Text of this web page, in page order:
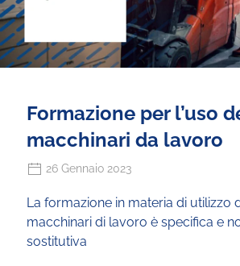
Formazione per l’uso
macchinari da lavoro
26 Gennaio 2023
La formazione in materia di utilizzo
macchinari di lavoro è specifica e
sostitutiva